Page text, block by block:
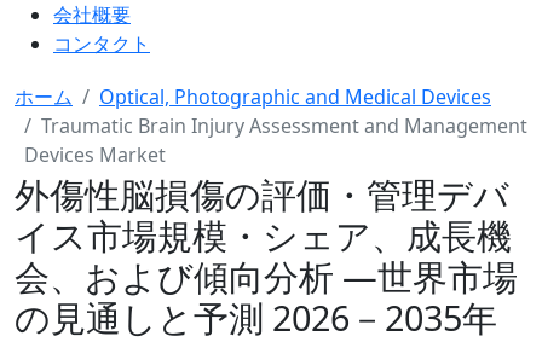
会社概要
コンタクト
ホーム
Optical, Photographic and Medical Devices
Traumatic Brain Injury Assessment and Management
Devices Market
外傷性脳損傷の評価・管理デバ
イス市場規模・シェア、成長機
会、および傾向分析 ―世界市場
の見通しと予測 2026－2035年